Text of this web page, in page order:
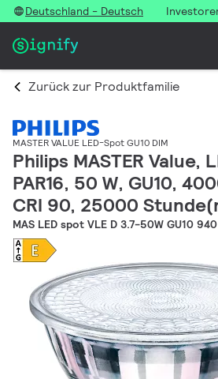
Deutschland - Deutsch
Zurück zur Produktfamilie
MASTER VALUE LED-Spot GU10 DIM
Philips MASTER Value,
PAR16, 50 W, GU10,
CRI 90, 25000
MAS LED spot VLE D 3.7-50W GU10